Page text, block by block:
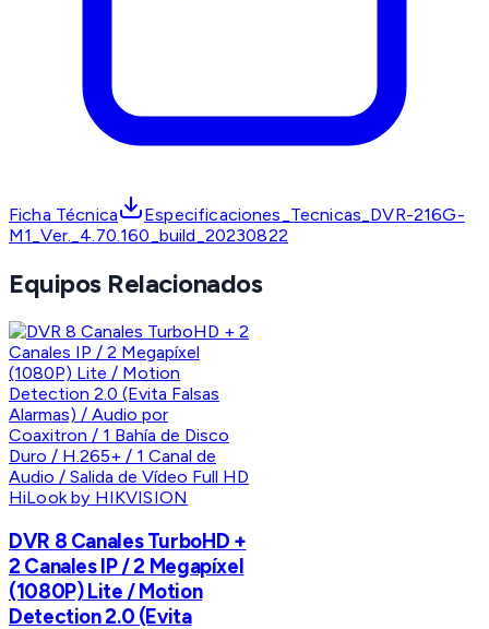
Ficha Técnica
Especificaciones_Tecnicas_DVR-216G-
M1_Ver._4.70.160_build_20230822
Equipos Relacionados
HiLook by HIKVISION
DVR 8 Canales TurboHD +
2 Canales IP / 2 Megapíxel
(1080P) Lite / Motion
Detection 2.0 (Evita